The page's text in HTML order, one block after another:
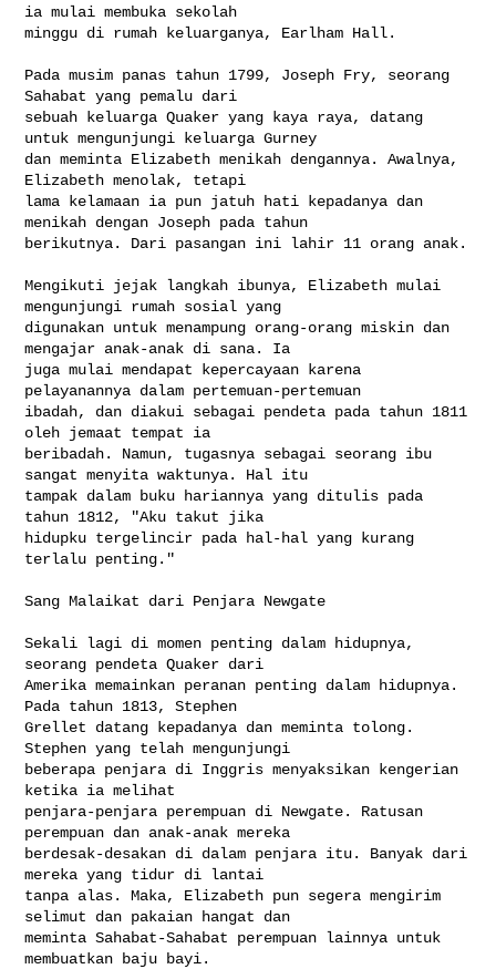
ia mulai membuka sekolah
minggu di rumah keluarganya, Earlham Hall.
Pada musim panas tahun 1799, Joseph Fry, seorang
Sahabat yang pemalu dari
sebuah keluarga Quaker yang kaya raya, datang
untuk mengunjungi keluarga Gurney
dan meminta Elizabeth menikah dengannya. Awalnya,
Elizabeth menolak, tetapi
lama kelamaan ia pun jatuh hati kepadanya dan
menikah dengan Joseph pada tahun
berikutnya. Dari pasangan ini lahir 11 orang anak.
Mengikuti jejak langkah ibunya, Elizabeth mulai
mengunjungi rumah sosial yang
digunakan untuk menampung orang-orang miskin dan
mengajar anak-anak di sana. Ia
juga mulai mendapat kepercayaan karena
pelayanannya dalam pertemuan-pertemuan
ibadah, dan diakui sebagai pendeta pada tahun 1811
oleh jemaat tempat ia
beribadah. Namun, tugasnya sebagai seorang ibu
sangat menyita waktunya. Hal itu
tampak dalam buku hariannya yang ditulis pada
tahun 1812, "Aku takut jika
hidupku tergelincir pada hal-hal yang kurang
terlalu penting."
Sang Malaikat dari Penjara Newgate
Sekali lagi di momen penting dalam hidupnya,
seorang pendeta Quaker dari
Amerika memainkan peranan penting dalam hidupnya.
Pada tahun 1813, Stephen
Grellet datang kepadanya dan meminta tolong.
Stephen yang telah mengunjungi
beberapa penjara di Inggris menyaksikan kengerian
ketika ia melihat
penjara-penjara perempuan di Newgate. Ratusan
perempuan dan anak-anak mereka
berdesak-desakan di dalam penjara itu. Banyak dari
mereka yang tidur di lantai
tanpa alas. Maka, Elizabeth pun segera mengirim
selimut dan pakaian hangat dan
meminta Sahabat-Sahabat perempuan lainnya untuk
membuatkan baju bayi.